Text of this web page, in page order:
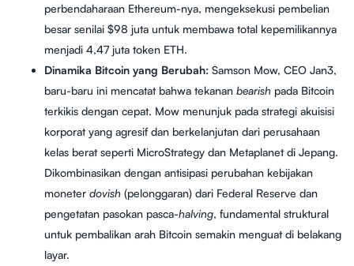
perbendaharaan Ethereum-nya, mengeksekusi pembelian
besar senilai $98 juta untuk membawa total kepemilikannya
menjadi 4,47 juta token ETH.
Dinamika Bitcoin yang Berubah: Samson Mow, CEO Jan3,
baru-baru ini mencatat bahwa tekanan bearish pada Bitcoin
terkikis dengan cepat. Mow menunjuk pada strategi akuisisi
korporat yang agresif dan berkelanjutan dari perusahaan
kelas berat seperti MicroStrategy dan Metaplanet di Jepang.
Dikombinasikan dengan antisipasi perubahan kebijakan
moneter dovish (pelonggaran) dari Federal Reserve dan
pengetatan pasokan pasca-halving, fundamental struktural
untuk pembalikan arah Bitcoin semakin menguat di belakang
layar.